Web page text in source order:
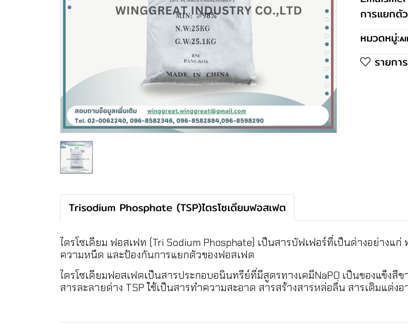
การแยกตั
หมวดหมู่:
รายกา
Trisodium Phosphate (TSP)ไตรโซเดียมฟอสเฟต
ไตรโซเดียม ฟอสเฟท (Tri Sodium Phosphate) เป็นสารบัฟเฟอร์ที่เป็นด่างอย่างแ
ความหนืด และป้องกันการแยกตัวของฟอสเฟต
ไตรโซเดียมฟอสเฟตเป็นสารประกอบอนินทรีย์ที่มีสูตรทางเคมีNaPO เป็นของแข็งสี
สารละลายด่าง TSP ใช้เป็นสารทำความสะอาด สารสร้างสารหล่อลื่น สารเติมแต่